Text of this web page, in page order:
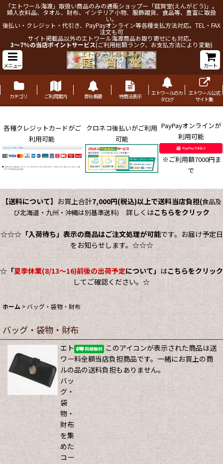
「エトワール海渡」取扱い商品のみの通販ショップー「莚賀堂(えんがどう)」。
婦人衣料品、タオル、財布、インテリア小物、服飾雑貨、食品等、豊富に取扱
い。
後払い・クレジット・代引き、PayPayオンライン等各種支払方法対応。TEL・FAX
注文も可
サイト掲載品以外のエトワール海渡商品お取り寄せにも対応。
3～7%の当店ポイントサービス(ご利用総額ランク、お支払方法により変動)
メニュー カート
カテゴリ ご利用案内 弊社概要 特商法表示
エトワールのカ
タログ
エトワール公式
サイト集
各種クレジットカードがご
利用可能
クロネコ後払いがご利用
可能
PayPayオンラインが
利用可能
※ご利用額7000円ま
で
【送料について】 お買上合計7,000円(税込)以上で送料当店負担(食品及
び北海道・九州・沖縄は別基準送料)詳しくはこちらをクリック
☆☆☆「入荷待ち」表示の商品はご注文処理が可能です。お届け予定日
をお知らせします。☆☆☆
☆ 「夏季休業(8/13～16)前後の出荷予定について」はこちらをクリック
してご確認ください。☆
ホーム > バッグ・袋物・財布
バッグ・袋物・財布
エト
ワー
ルの
バッ
グ・
袋
物・
財布
を集
めた
コー
このアイコンが表示された商品は送
料全額当店負担商品です。一緒にお買上の商
品の送料負担もありません。